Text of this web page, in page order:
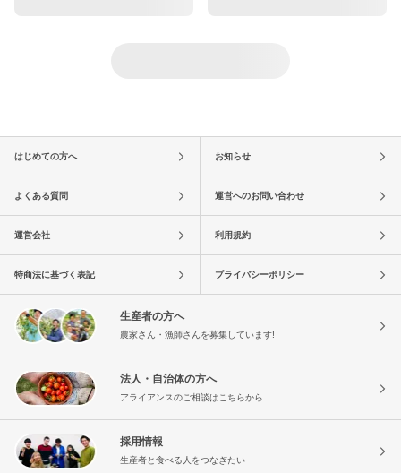
はじめての方へ お知らせ
よくある質問 運営へのお問い合わせ
運営会社 利用規約
特商法に基づく表記 プライバシーポリシー
生産者の方へ
農家さん・漁師さんを募集しています!
法人・自治体の方へ
アライアンスのご相談はこちらから
採用情報
生産者と食べる人をつなぎたい